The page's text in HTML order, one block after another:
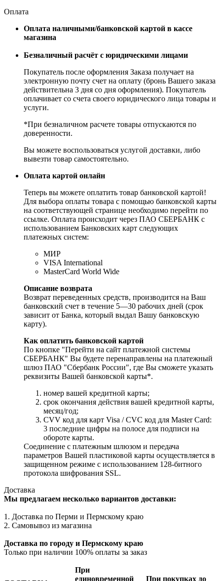
Оплата
Оплата наличными/банковской картой в кассе
магазина
Безналичный расчёт с юридическими лицами
Покупатель после оформления Заказа получает на
электронную почту счет на оплату (бронь Вашего заказа
действительна 3 дня со дня оформления). Покупатель
оплачивает со счета своего юридического лица товары и
услуги.
*При безналичном расчете товары отпускаются по
доверенности.
Вы можете воспользоваться услугой доставки, либо
вывезти товар самостоятельно.
Оплата картой онлайн
Теперь вы можете оплатить товар банковской картой!
Для выбора оплаты товара с помощью банковской карты
на соответствующей странице необходимо перейти по
ссылке. Оплата происходит через ПАО СБЕРБАНК с
использованием Банковских карт следующих
платежных систем:
МИР
VISA International
MasterCard World Wide
Описание возврата
Возврат переведенных средств, производится на Ваш
банковский счет в течение 5—30 рабочих дней (срок
зависит от Банка, который выдал Вашу банковскую
карту).
Как оплатить банковской картой
По кнопке "Перейти на сайт платежной системы
СБЕРБАНК" Вы будете перенаправлены на платежный
шлюз ПАО "Сбербанк России", где Вы сможете указать
реквизиты Вашей банковской карты*.
номер вашей кредитной карты;
cрок окончания действия вашей кредитной карты,
месяц/год;
CVV код для карт Visa / CVC код для Master Card:
3 последние цифры на полосе для подписи на
обороте карты.
Соединение с платежным шлюзом и передача
параметров Вашей пластиковой карты осуществляется в
защищенном режиме с использованием 128-битного
протокола шифрования SSL.
Доставка
Мы предлагаем несколько вариантов доставки:
1. Доставка по Перми и Пермскому краю
2. Самовывоз из магазина
Доставка по городу и Пермскому краю
Только при наличии 100% оплаты за заказ
При
единовременной
При покупках до